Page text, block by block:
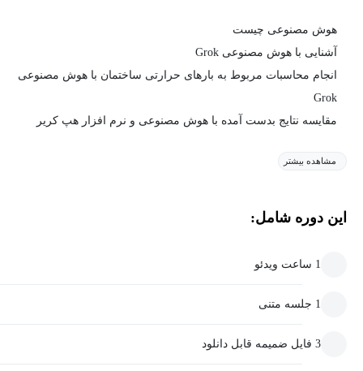
هوش مصنوعی چیست
آشنایی با هوش مصنوعی Grok
انجام محاسبات مربوط به بارهای حرارتی ساختمان با هوش مصنوعی
Grok
مقایسه نتایج بدست آمده با هوش مصنوعی و نرم افزار هپ کریر
مشاهده بیشتر
این دوره شامل:
1 ساعت ویدئو
1 جلسه متنی
3 فایل ضمیمه قابل دانلود